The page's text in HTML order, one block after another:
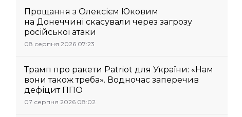
Прощання з Олексієм Юковим
на Донеччині скасували через загрозу
російської атаки
08 серпня 2026 07:23
Трамп про ракети Patriot для України: «Нам
вони також треба». Водночас заперечив
дефіцит ППО
07 серпня 2026 08:02